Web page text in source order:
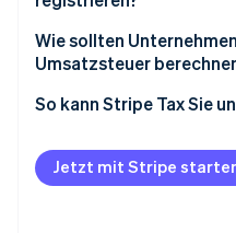
Wie sollten
Umsatzsteuer
So kann Stripe Tax Sie
Jetzt mit Stripe